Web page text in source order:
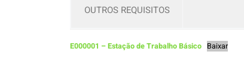
OUTROS REQUISITOS
E000001 – Estação de Trabalho Básico Baixar